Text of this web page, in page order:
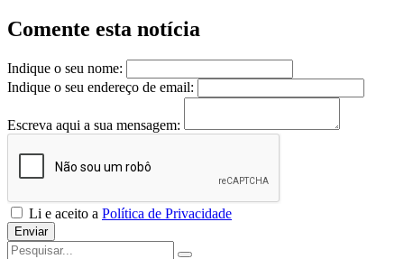
Comente esta notícia
Indique o seu nome:
Indique o seu endereço de email:
Escreva aqui a sua mensagem:
Li e aceito a Política de Privacidade
Enviar